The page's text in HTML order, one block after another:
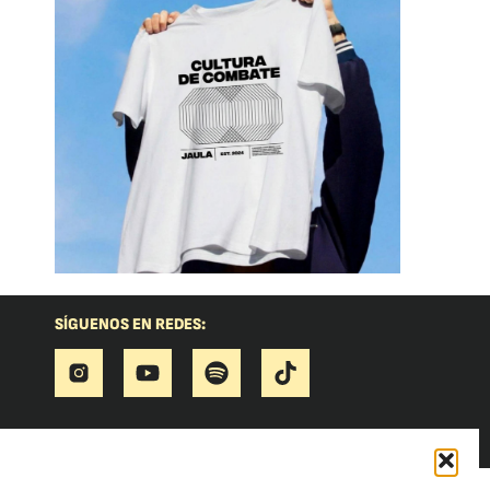
SÍGUENOS EN REDES: